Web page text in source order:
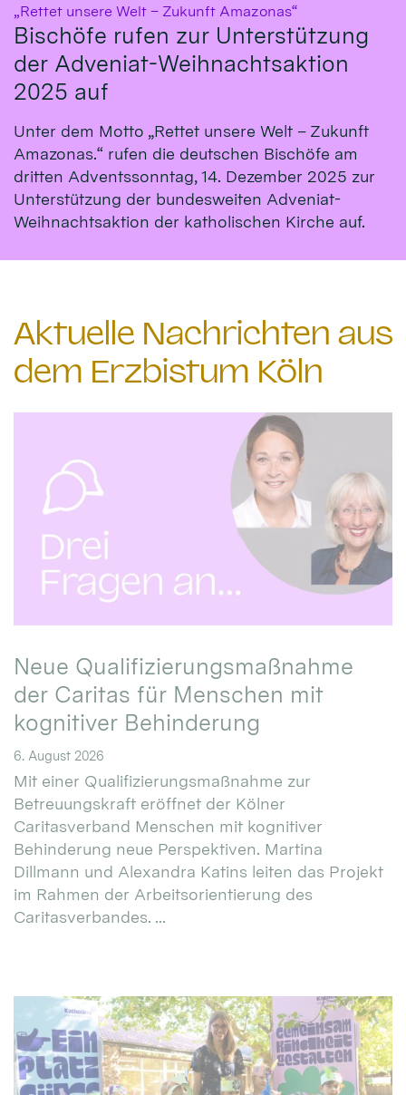
„Rettet unsere Welt – Zukunft Amazonas“
Bischöfe rufen zur Unterstützung
der Adveniat-Weihnachtsaktion
2025 auf
Unter dem Motto „Rettet unsere Welt – Zukunft
Amazonas.“ rufen die deutschen Bischöfe am
dritten Adventssonntag, 14. Dezember 2025 zur
Unterstützung der bundesweiten Adveniat-
Weihnachtsaktion der katholischen Kirche auf.
Aktuelle Nachrichten aus
dem Erzbistum Köln
Neue Qualifizierungsmaßnahme
der Caritas für Menschen mit
kognitiver Behinderung
6. August 2026
Mit einer Qualifizierungsmaßnahme zur
Betreuungskraft eröffnet der Kölner
Caritasverband Menschen mit kognitiver
Behinderung neue Perspektiven. Martina
Dillmann und Alexandra Katins leiten das Projekt
im Rahmen der Arbeitsorientierung des
Caritasverbandes. ...